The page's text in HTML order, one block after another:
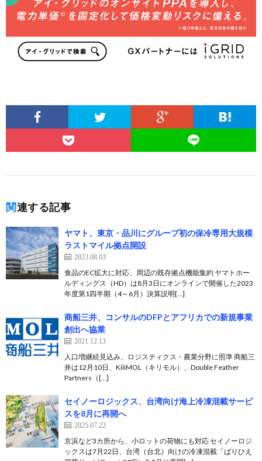
関連する記事
ヤマト、東京・品川にグループ初の保冷専用大規模
ラストマイル拠点開設
2023.08.03
食品のEC拡大に対応、周辺の既存拠点機能集約 ヤマトホー
ルディングス（HD）は8月3日にオンラインで開催した2023
年度第1四半期（4～6月）決算説明[…]
商船三井、コンサルのDFPとアフリカでの新規事業
創出へ協業
2021.12.13
人口増継続見込み、ロジスティクス・農業分野に照準 商船三
井は12月10日、KiliMOL（キリモル）、Double Feather
Partners（[…]
セイノーロジックス、台湾向け海上冷凍混載サービ
スを8月に再開へ
2025.07.22
京浜など3カ所から、小ロットの荷物にも対応 セイノーロジ
ックスは7月22日、台湾（台北）向けの冷凍混載「ばりひえ